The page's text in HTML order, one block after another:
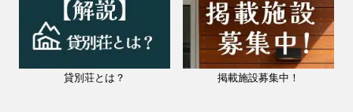
貸別荘とは？ 掲載施設募集中！